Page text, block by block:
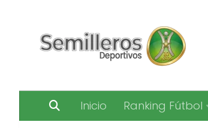
Inicio Ranking Fútbol